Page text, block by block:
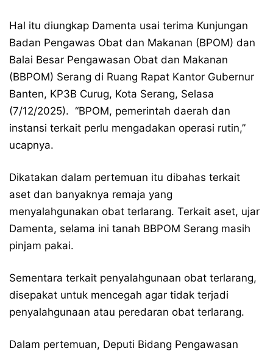
Hal itu diungkap Damenta usai terima Kunjungan
Badan Pengawas Obat dan Makanan (BPOM) dan
Balai Besar Pengawasan Obat dan Makanan
(BBPOM) Serang di Ruang Rapat Kantor Gubernur
Banten, KP3B Curug, Kota Serang, Selasa
(7/12/2025). “BPOM, pemerintah daerah dan
instansi terkait perlu mengadakan operasi rutin,”
ucapnya.
Dikatakan dalam pertemuan itu dibahas terkait
aset dan banyaknya remaja yang
menyalahgunakan obat terlarang. Terkait aset, ujar
Damenta, selama ini tanah BBPOM Serang masih
pinjam pakai.
Sementara terkait penyalahgunaan obat terlarang,
disepakat untuk mencegah agar tidak terjadi
penyalahgunaan atau peredaran obat terlarang.
Dalam pertemuan, Deputi Bidang Pengawasan